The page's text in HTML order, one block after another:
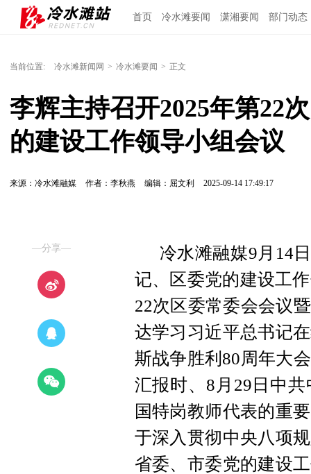
首页 冷水滩要闻 潇湘要闻 部门动态
当前位置: 冷水滩新闻网 > 冷水滩要闻 > 正文
李辉主持召开2025年第22
的建设工作领导小组会议
来源：冷水滩融媒 作者：李秋燕 编辑：屈文利 2025-09-14 17:49:17
—分享—
冷水滩融媒9月14
记、区委党的建设工
22次区委常委会会议
达学习习近平总书记
斯战争胜利80周年大
汇报时、8月29日中
国特岗教师代表的重
于深入贯彻中央八项
省委、市委党的建设